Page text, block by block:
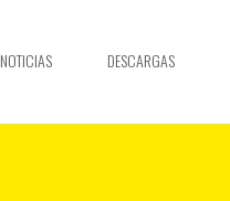
NOTICIAS DESCARGAS